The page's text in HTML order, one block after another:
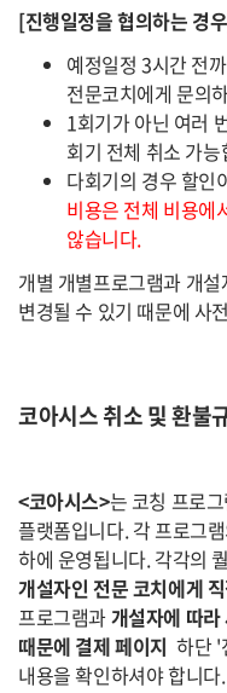
[진행일정을 협의하는 경
예정일정 3시간 전
전문코치에게 문의
1회기가 아닌 여러
회기 전체 취소 가능
다회기의 경우 할인
비용은 전체 비용에
않습니다.
개별 개별프로그램과 개
변경될 수 있기 때문에 사
코아시스 취소 및 환불
<코아시스>는 코칭 프로
플랫폼입니다. 각 프로그
하에 운영됩니다. 각각의
개설자인 전문 코치에게
프로그램과개설자에 따
때문에 결제 페이지 하단 '
내용을 확인하셔야 합니다.